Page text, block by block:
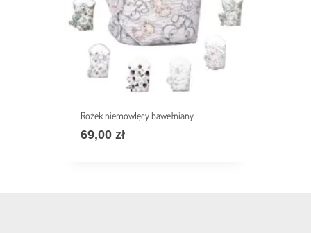
Rożek niemowlęcy bawełniany
69,00 zł